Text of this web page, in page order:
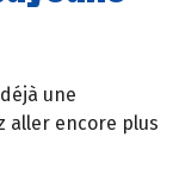
une
aller encore plus